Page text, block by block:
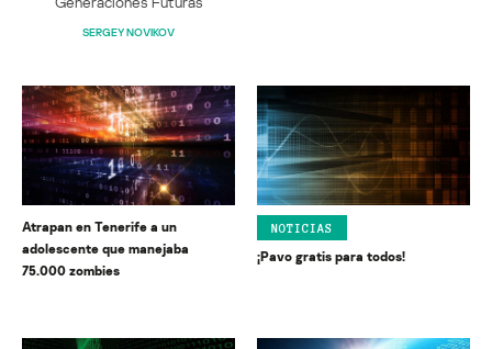
SERGEY NOVIKOV
Atrapan en Tenerife a un
adolescente que manejaba
75.000 zombies
NOTICIAS
¡Pavo gratis para todos!